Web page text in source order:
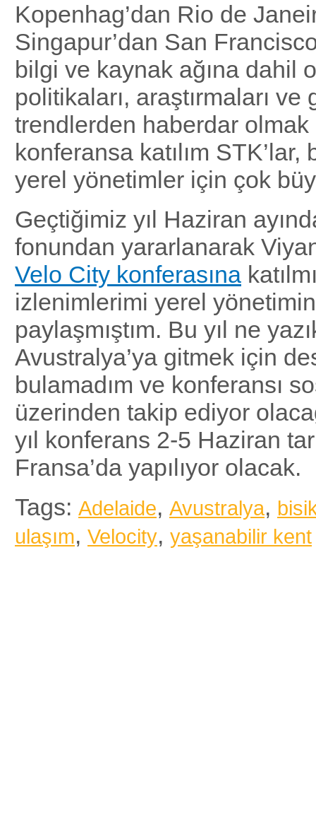
Kopenhag’dan Rio de
Singapur’dan San
bilgi ve kaynak ağına dahil
politikaları, araştırmaları ve
trendlerden haberdar olmak
konferansa katılım
yerel yönetimler için çok
Geçtiğimiz yıl Haziran
fonundan yararlanarak
Velo City konferasına
izlenimlerimi yerel
paylaşmıştım. Bu yıl ne
Avustralya’ya gitmek için
bulamadım ve konferansı
üzerinden takip ediyor
yıl konferans 2-5 Haziran
Fransa’da yapılıyor olacak.
Tags: Adelaide, Avustralya,
ulaşım, Velocity, yaşanabilir kent